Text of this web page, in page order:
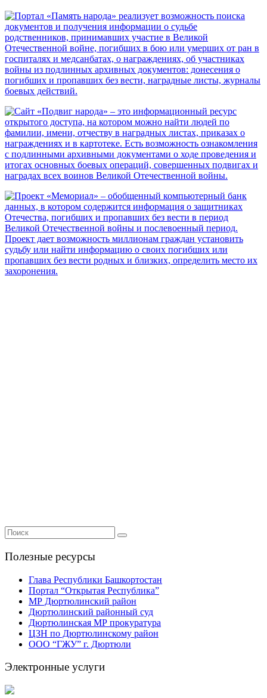
Полезные ресурсы
Глава Республики Башкортостан
Портал “Открытая Республика”
МР Дюртюлинский район
Дюртюлинский районный суд
Дюртюлинская МР прокуратура
ЦЗН по Дюртюлинскому район
ООО “ГЖУ” г. Дюртюли
Электронные услуги